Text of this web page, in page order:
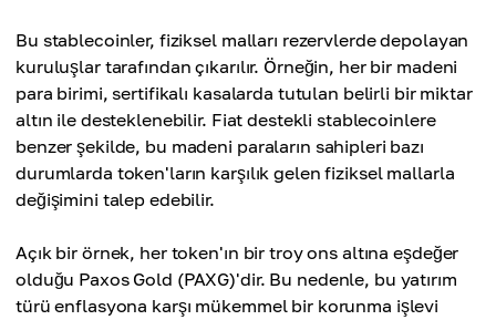
Bu stablecoinler, fiziksel malları rezervlerde depolayan
kuruluşlar tarafından çıkarılır. Örneğin, her bir madeni
para birimi, sertifikalı kasalarda tutulan belirli bir miktar
altın ile desteklenebilir. Fiat destekli stablecoinlere
benzer şekilde, bu madeni paraların sahipleri bazı
durumlarda token'ların karşılık gelen fiziksel mallarla
değişimini talep edebilir.
Açık bir örnek, her token'ın bir troy ons altına eşdeğer
olduğu Paxos Gold (PAXG)'dir. Bu nedenle, bu yatırım
türü enflasyona karşı mükemmel bir korunma işlevi